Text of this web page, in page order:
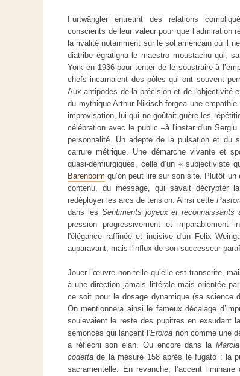
Furtwängler entretint des relations
conscients de leur valeur pour que l’admiration
la rivalité notamment sur le sol américain où il
diatribe égratigna le maestro moustachu qui,
York en 1936 pour tenter de le soustraire à
chefs incarnaient des pôles qui ont souvent
Aux antipodes de la précision et de l'objectivité
du mythique Arthur Nikisch forgea une
improvisation, lui qui ne goûtait guère les
célébration avec le public –à l'instar d'un
personnalité. Un adepte de la pulsation et du
carrure métrique. Une démarche vivante et
quasi-démiurgiques, celle d’un « subjectiviste
Barenboim qu’on peut lire sur son site. Plutôt un
contenu, du message, qui savait décrypter
redéployer les arcs de tension. Ainsi cette
dans les Sentiments joyeux et reconnaissants
pression progressivement et imparablement
l'élégance raffinée et incisive d'un Felix
auparavant, mais l'influx de son successeur
Jouer l’œuvre non telle qu’elle est transcrite,
à une direction jamais littérale mais orientée
ce soit pour le dosage dynamique (sa science
On mentionnera ainsi le fameux décalage
soulevaient le reste des pupitres en exsudant
semonces qui lancent l’Eroica non comme une
a réfléchi son élan. Ou encore dans la
codetta de la mesure 158 après le fugato : la
sacramentelle. En revanche, l’accent